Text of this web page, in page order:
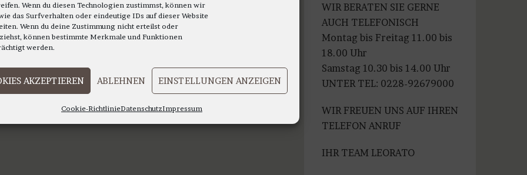
Wenn du diesen Technologien zustimmst, können wir
das Surfverhalten oder eindeutige IDs auf dieser Website
Wenn du deine Zustimmung nicht erteilst oder
können bestimmte Merkmale und Funktionen
werden.
AKZEPTIEREN ABLEHNEN EINSTELLUNGEN ANZEIGEN
Cookie-RichtlinieDatenschutzImpressum
WIR BERATEN SIE GERNE
AUCH TELEFONISCH
Montag bis Freitag 11.00 bis
18.00 Uhr
Samstag 10.30 bis 14.00 Uhr
UNTER TEL: 0228-92679000
WIR FREUEN UNS AUF IHREN
TELEFON ANRUF
IHR TEAM LEORATO